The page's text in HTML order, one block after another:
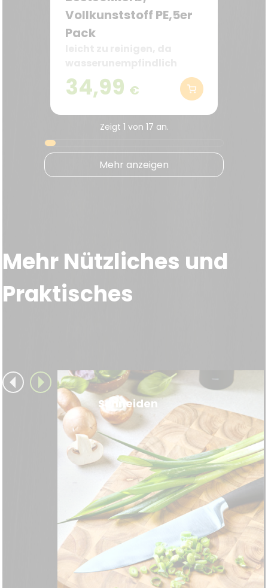
Vollkunststoff PE,5er
Pack
34,99 €
Zeigt 1 von 17 an.
Mehr anzeigen
Mehr Nützliches und
Praktisches
Schneiden